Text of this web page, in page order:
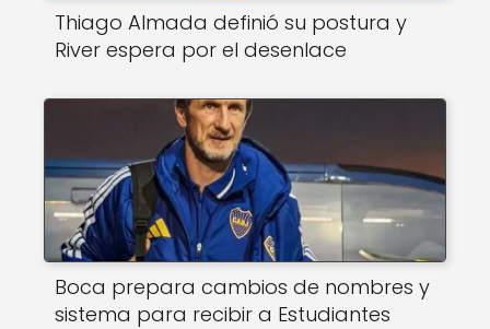
Thiago Almada definió su postura y
River espera por el desenlace
Boca prepara cambios de nombres y
sistema para recibir a Estudiantes